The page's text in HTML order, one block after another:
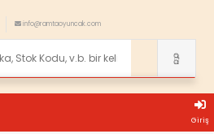
info@ramtaoyuncak.com
Giriş